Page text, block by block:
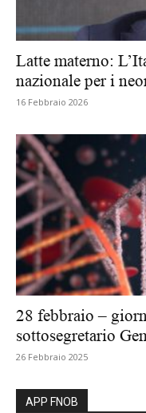
Latte materno:
nazionale per i
16 Febbraio 2026
28 febbraio –
sottosegretario
26 Febbraio 2025
APP FNOB